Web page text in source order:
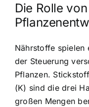
Die Rolle
Nährstoffe spielen
der Steuerung
Pflanzen.
(K) sind die drei
großen Mengen